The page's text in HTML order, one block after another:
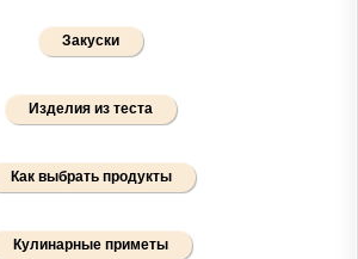
Закуски
Изделия из теста
Как выбрать продукты
Кулинарные приметы